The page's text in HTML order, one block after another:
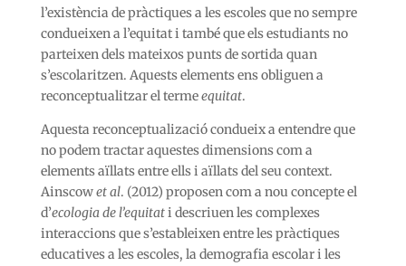
l’existència de pràctiques a les escoles que no sempre
condueixen a l’equitat i també que els estudiants no
parteixen dels mateixos punts de sortida quan
s’escolaritzen. Aquests elements ens obliguen a
reconceptualitzar el termeequitat.
Aquesta reconceptualizació condueix a entendre que
no podem tractar aquestes dimensions com a
elements aïllats entre ells i aïllats del seu context.
Ainscowet al. (2012) proposen com a nou concepte el
d’ecologia de l’equitati descriuen les complexes
interaccions que s’estableixen entre les pràctiques
educatives a les escoles, la demografia escolar i les